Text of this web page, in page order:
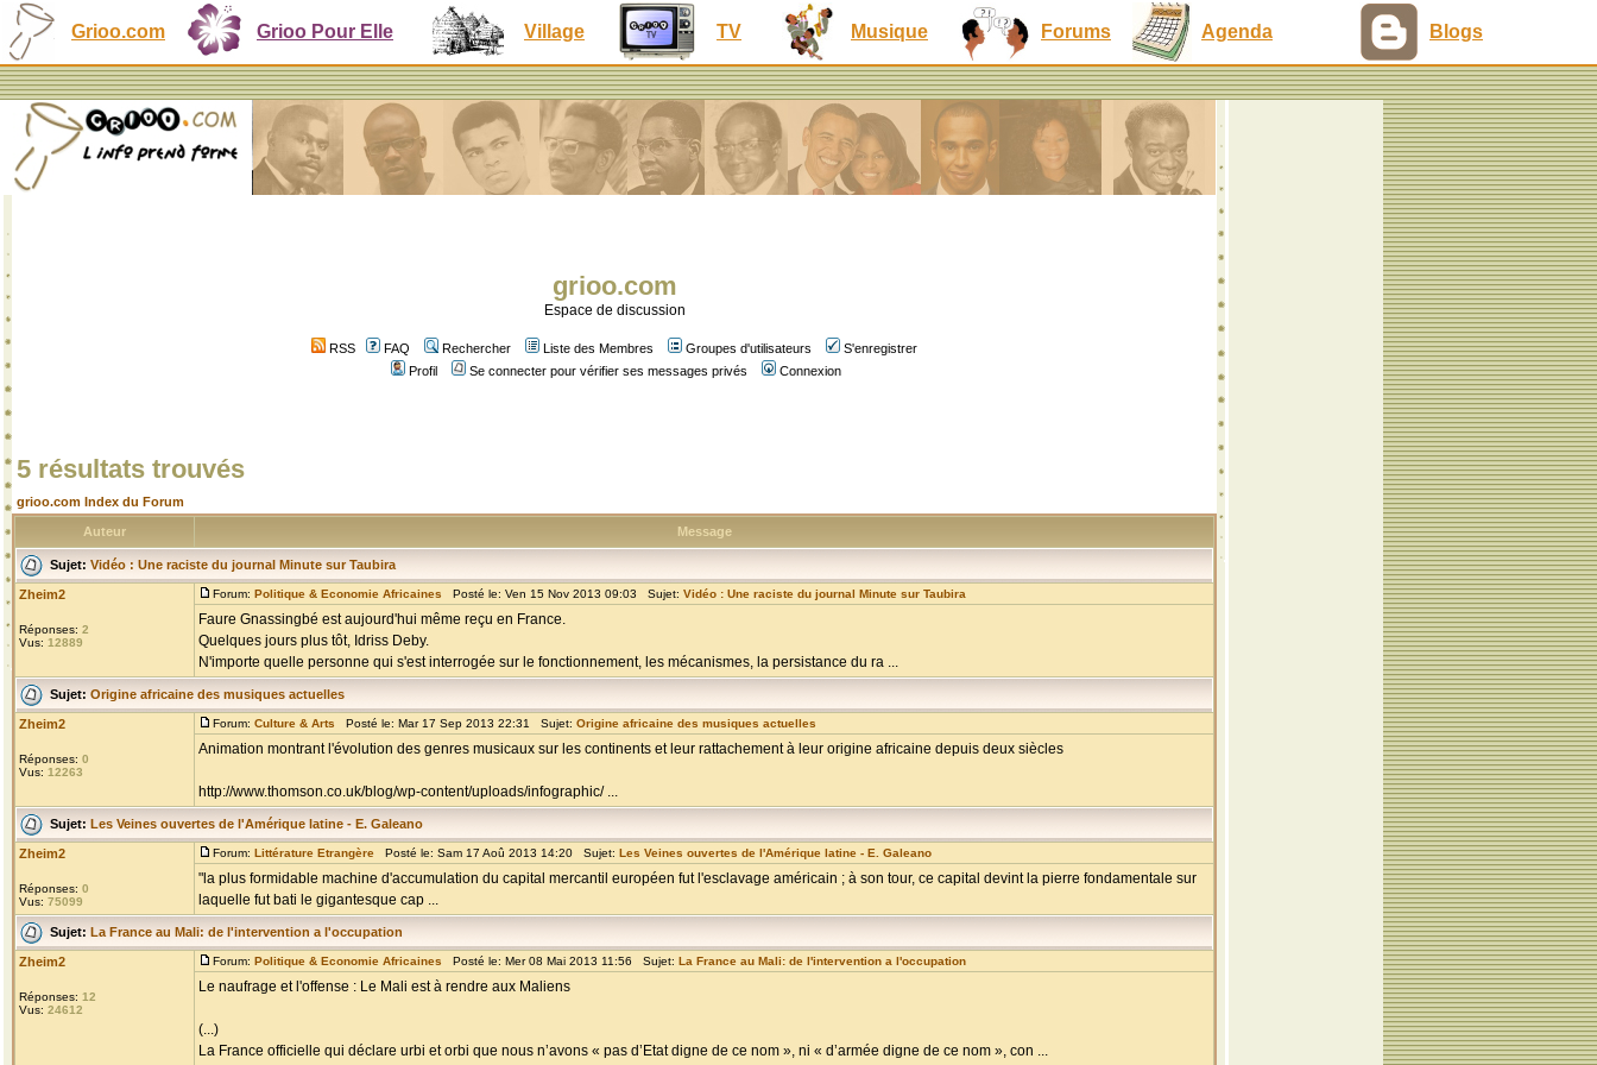
Grioo.com Grioo Pour Elle Village TV Musique Forums Agenda Blogs
grioo.com
Espace de discussion
RSS FAQ Rechercher Liste des Membres Groupes d'utilisateurs
S'enregistrer
Profil
Se connecter pour vérifier ses messages privés Connexion
5 résultats trouvés
grioo.com Index du Forum
Auteur Message
Sujet: Vidéo : Une raciste du journal Minute sur Taubira
Zheim2
Réponses: 2
Vus: 12889
Forum: Politique & Economie Africaines Posté le: Ven 15 Nov 2013 09:03 Sujet: Vidéo : Une raciste du journal Minute sur Taubira
Faure Gnassingbé est aujourd'hui même reçu en France.
Quelques jours plus tôt, Idriss Deby.
N'importe quelle personne qui s'est interrogée sur le fonctionnement, les mécanismes, la persistance du ra ...
Sujet: Origine africaine des musiques actuelles
Zheim2
Réponses: 0
Vus: 12263
Forum: Culture & Arts Posté le: Mar 17 Sep 2013 22:31 Sujet: Origine africaine des musiques actuelles
Animation montrant l'évolution des genres musicaux sur les continents et leur rattachement à leur origine africaine depuis deux siècles
http://www.thomson.co.uk/blog/wp-content/uploads/infographic/ ...
Sujet: Les Veines ouvertes de l'Amérique latine - E. Galeano
Zheim2
Réponses: 0
Vus: 75099
Forum: Littérature Etrangère Posté le: Sam 17 Aoû 2013 14:20 Sujet: Les Veines ouvertes de l'Amérique latine - E. Galeano
"la plus formidable machine d'accumulation du capital mercantil européen fut l'esclavage américain ; à son tour, ce capital devint la pierre fondamentale sur
laquelle fut bati le gigantesque cap ...
Sujet: La France au Mali: de l'intervention a l'occupation
Zheim2
Réponses: 12
Vus: 24612
Forum: Politique & Economie Africaines Posté le: Mer 08 Mai 2013 11:56 Sujet: La France au Mali: de l'intervention a l'occupation
Le naufrage et l'offense : Le Mali est à rendre aux Maliens
(...)
La France officielle qui déclare urbi et orbi que nous n’avons « pas d’Etat digne de ce nom », ni « d’armée digne de ce nom », con ...